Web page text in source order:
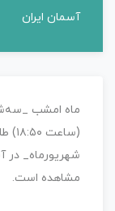
آسمان ایران
شهریورماه_ در
مشاهده است.